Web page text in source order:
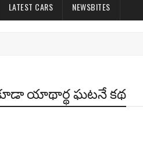
LATEST CARS NEWSBITES
కూడా యాథార్థ ఘటనే కథ